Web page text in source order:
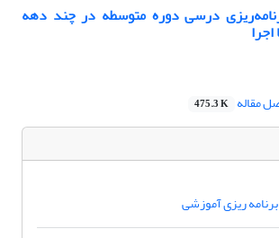
درسی دوره متوسطه در چند دهه
مقاله 475.3 K
ریزی آموزشی